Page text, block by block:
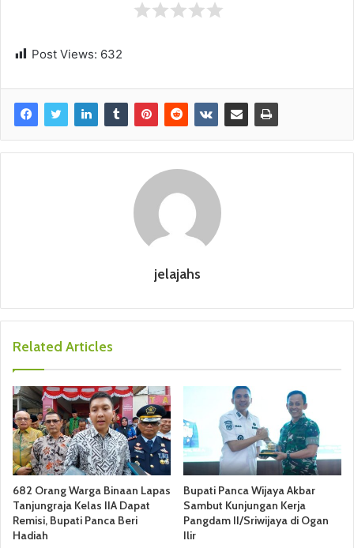
Post Views: 632
jelajahs
Related Articles
682 Orang Warga Binaan Lapas
Tanjungraja Kelas IIA Dapat
Remisi, Bupati Panca Beri
Hadiah
Bupati Panca Wijaya Akbar
Sambut Kunjungan Kerja
Pangdam II/Sriwijaya di Ogan
Ilir